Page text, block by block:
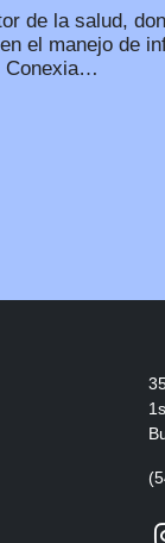
de la salud,
el manejo de
Conexia…